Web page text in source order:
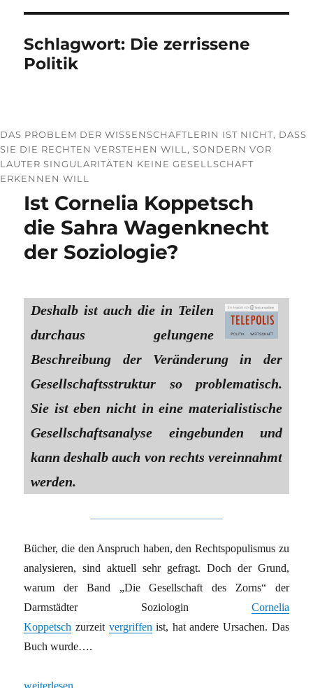
Schlagwort: Die zerrissene
Politik
DAS PROBLEM DER WISSENSCHAFTLERIN IST NICHT, DASS
SIE DIE RECHTEN VERSTEHEN WILL, SONDERN VOR
LAUTER SINGULARITÄTEN KEINE GESELLSCHAFT
ERKENNEN WILL
Ist Cornelia Koppetsch
die Sahra Wagenknecht
der Soziologie?
Deshalb ist auch die in Teilen
durchaus gelungene
Beschreibung der Veränderung in der
Gesellschaftsstruktur so problematisch.
Sie ist eben nicht in eine materialistische
Gesellschaftsanalyse eingebunden und
kann deshalb auch von rechts vereinnahmt
werden.
Bücher, die den Anspruch haben, den Rechtspopulismus zu
analysieren, sind aktuell sehr gefragt. Doch der Grund,
warum der Band „Die Gesellschaft des Zorns“ der
Darmstädter Soziologin Cornelia
Koppetsch zurzeit vergriffen ist, hat andere Ursachen. Das
Buch wurde….
„Ist Cornelia Koppetsch die Sahra Wagenknecht der Soziologie?“
weiterlesen